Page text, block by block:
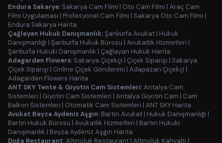
Endura Sakarya: Sakarya Cam Filmi | Oto Cam Filmi | Araç Cam
Filmi Uygulaması | Profesyonel Cam Filmi | Sakarya Oto Cam Filmi |
Endura Sakarya Harita
Çağlayan Hukuk Danışmanlık:Şanlıurfa Avukat | Hukuk
Danışmanlığı | Şanlıurfa Hukuk Bürosu | Avukatlık Hizmetleri |
Şanlıurfa Hukuki Danışmanlık | Çağlayan Hukuk Harita
Adagarden Flowers: Sakarya Çiçekçi | Çiçek Siparişi | Sakarya
Çiçek Siparişi | Online Çiçek Gönderimi | Adapazarı Çiçekçi |
Adagarden Flowers Harita
ANT SKY Tente & Giyotin Cam Sistemleri:Antalya Cam
Sistemleri | Giyotin Cam Sistemleri | Antalya Giyotin Cam | Cam
Balkon Sistemleri | Otomatik Cam Sistemleri | ANT SKY Harita
Avukat Beyza Aydeniz Aşgın: Bartın Avukat | Hukuk Danışmanlığı |
Bartın Hukuk Bürosu | Avukatlık Hizmetleri | Bartın Hukuki
Danışmanlık | Beyza Aydeniz Aşgın Harita
Doğa Restaurant:Altınoluk Restaurant | Altınoluk Kahvaltı |